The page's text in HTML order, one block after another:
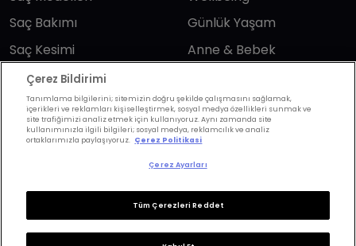
Saç Bakımı
Saç Kesimi
Erkek Saç
Kuaförler
Saç Trendleri
Günlük Yaşam
Anne & Bebek
Hesaplama
Kuafor Bulma
Çerez Bildirimi
Tanımlama bilgilerini; sitemizin doğru şekilde çalışmasını sağlamak,
içerikleri ve reklamları kişiselleştirmek, sosyal medya özellikleri sunmak ve
site trafiğimizi analiz etmek için kullanıyoruz. Aynı zamanda site
kullanımınızla ilgili bilgileri; sosyal medya, reklamcılık ve analiz
ortaklarımızla paylaşıyoruz. Çerez Politikasi
Çerez Ayarları
Tüm Çerezleri Reddet